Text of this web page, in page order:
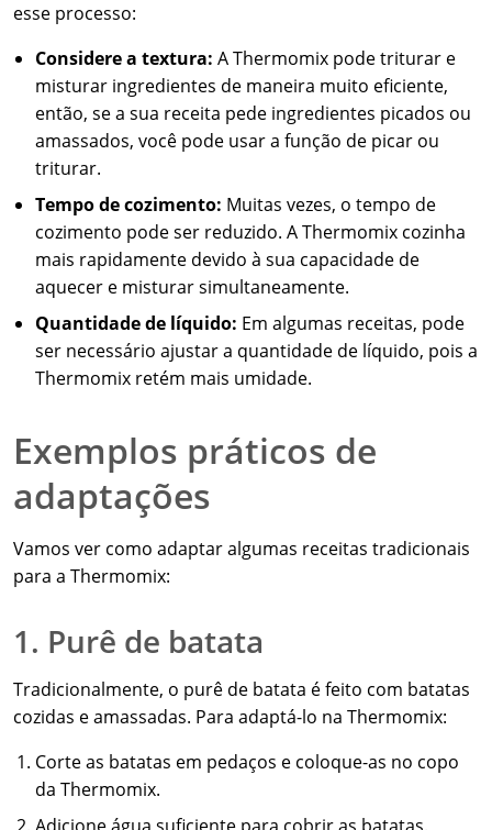
esse processo:
Considere a textura: A Thermomix pode triturar e
misturar ingredientes de maneira muito eficiente,
então, se a sua receita pede ingredientes picados ou
amassados, você pode usar a função de picar ou
triturar.
Tempo de cozimento: Muitas vezes, o tempo de
cozimento pode ser reduzido. A Thermomix cozinha
mais rapidamente devido à sua capacidade de
aquecer e misturar simultaneamente.
Quantidade de líquido: Em algumas receitas, pode
ser necessário ajustar a quantidade de líquido, pois a
Thermomix retém mais umidade.
Exemplos práticos de
adaptações
Vamos ver como adaptar algumas receitas tradicionais
para a Thermomix:
1. Purê de batata
Tradicionalmente, o purê de batata é feito com batatas
cozidas e amassadas. Para adaptá-lo na Thermomix:
Corte as batatas em pedaços e coloque-as no copo
da Thermomix.